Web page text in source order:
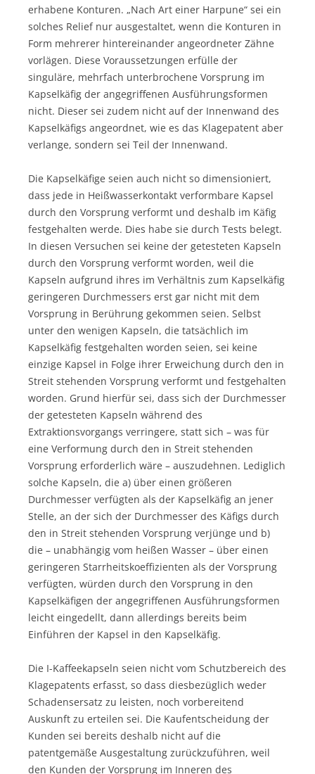
erhabene Konturen. „Nach Art einer Harpune“ sei ein
solches Relief nur ausgestaltet, wenn die Konturen in
Form mehrerer hintereinander angeordneter Zähne
vorlägen. Diese Voraussetzungen erfülle der
singuläre, mehrfach unterbrochene Vorsprung im
Kapselkäfig der angegriffenen Ausführungsformen
nicht. Dieser sei zudem nicht auf der Innenwand des
Kapselkäfigs angeordnet, wie es das Klagepatent aber
verlange, sondern sei Teil der Innenwand.
Die Kapselkäfige seien auch nicht so dimensioniert,
dass jede in Heißwasserkontakt verformbare Kapsel
durch den Vorsprung verformt und deshalb im Käfig
festgehalten werde. Dies habe sie durch Tests belegt.
In diesen Versuchen sei keine der getesteten Kapseln
durch den Vorsprung verformt worden, weil die
Kapseln aufgrund ihres im Verhältnis zum Kapselkäfig
geringeren Durchmessers erst gar nicht mit dem
Vorsprung in Berührung gekommen seien. Selbst
unter den wenigen Kapseln, die tatsächlich im
Kapselkäfig festgehalten worden seien, sei keine
einzige Kapsel in Folge ihrer Erweichung durch den in
Streit stehenden Vorsprung verformt und festgehalten
worden. Grund hierfür sei, dass sich der Durchmesser
der getesteten Kapseln während des
Extraktionsvorgangs verringere, statt sich – was für
eine Verformung durch den in Streit stehenden
Vorsprung erforderlich wäre – auszudehnen. Lediglich
solche Kapseln, die a) über einen größeren
Durchmesser verfügten als der Kapselkäfig an jener
Stelle, an der sich der Durchmesser des Käfigs durch
den in Streit stehenden Vorsprung verjünge und b)
die – unabhängig vom heißen Wasser – über einen
geringeren Starrheitskoeffizienten als der Vorsprung
verfügten, würden durch den Vorsprung in den
Kapselkäfigen der angegriffenen Ausführungsformen
leicht eingedellt, dann allerdings bereits beim
Einführen der Kapsel in den Kapselkäfig.
Die I-Kaffeekapseln seien nicht vom Schutzbereich des
Klagepatents erfasst, so dass diesbezüglich weder
Schadensersatz zu leisten, noch vorbereitend
Auskunft zu erteilen sei. Die Kaufentscheidung der
Kunden sei bereits deshalb nicht auf die
patentgemäße Ausgestaltung zurückzuführen, weil
den Kunden der Vorsprung im Inneren des